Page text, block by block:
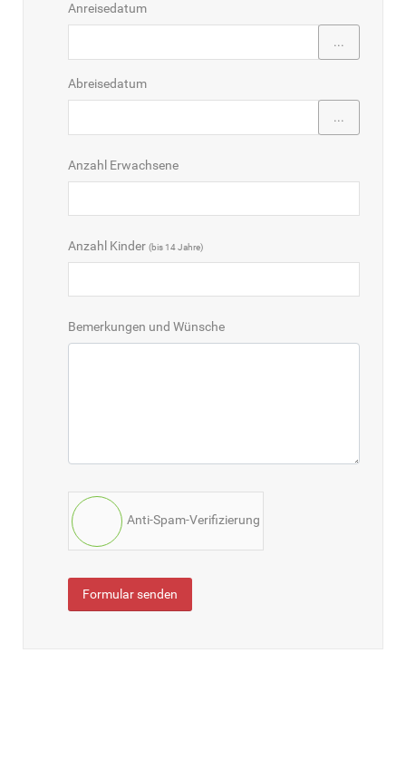
Anreisedatum
...
Abreisedatum
...
Anzahl Erwachsene
Anzahl Kinder (bis 14 Jahre)
Bemerkungen und Wünsche
Anti-Spam-Verifizierung
Formular senden